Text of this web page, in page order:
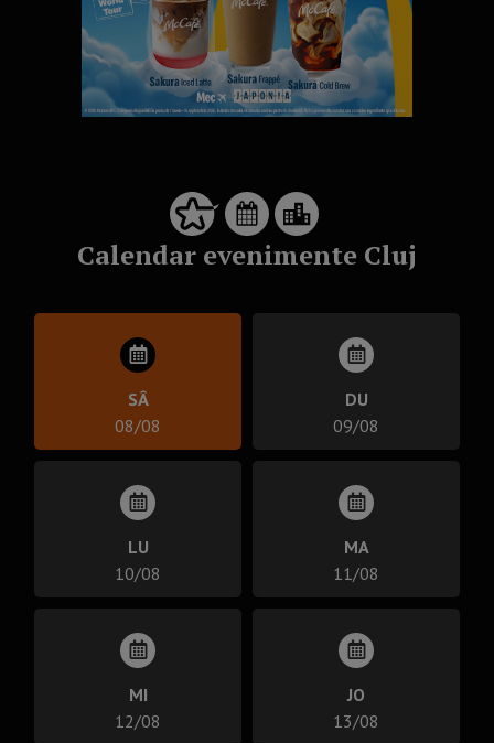
Calendar evenimente Cluj
SÂ
08/08
DU
09/08
LU
10/08
MA
11/08
MI
12/08
JO
13/08